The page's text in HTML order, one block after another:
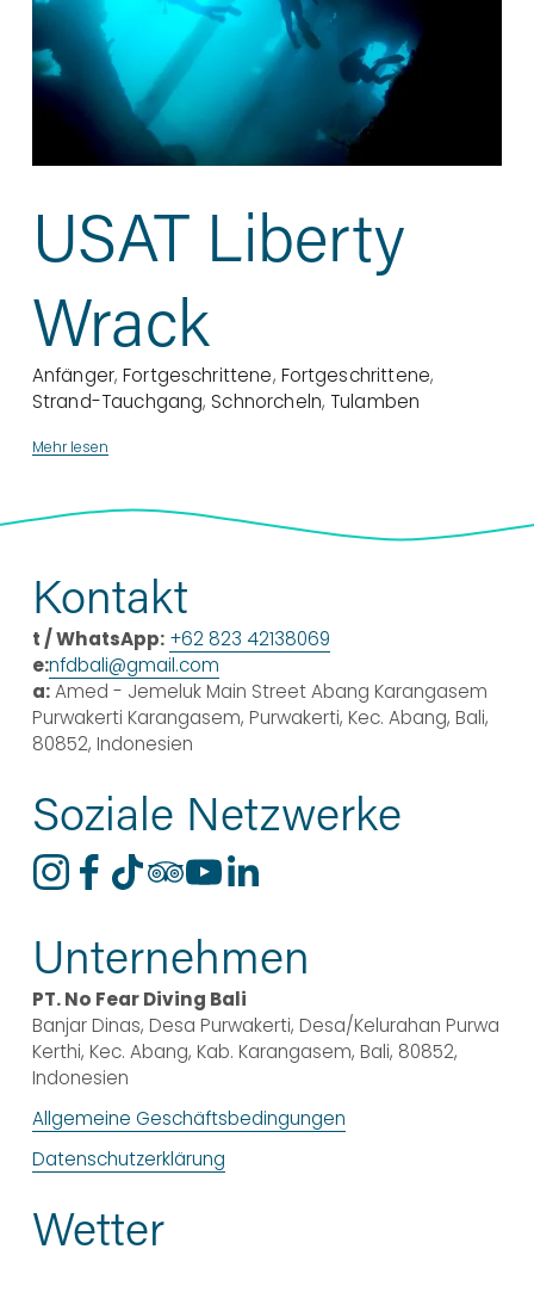
Anfänger,Fortgeschrittene, Fortgeschrittene,
Strand-Tauchgang, Schnorcheln, Tulamben
USAT Liberty
Wrack
Mehr lesen
Kontakt
t / WhatsApp: +62 823 42138069
e:nfdbali@gmail.com
a: Amed - Jemeluk Main Street Abang Karangasem
Purwakerti Karangasem, Purwakerti, Kec. Abang, Bali,
80852, Indonesien
Soziale Netzwerke
Unternehmen
PT. No Fear Diving Bali
Banjar Dinas, Desa Purwakerti, Desa/Kelurahan Purwa
Kerthi, Kec. Abang, Kab. Karangasem, Bali, 80852,
Indonesien
Allgemeine Geschäftsbedingungen
Datenschutzerklärung
Wetter